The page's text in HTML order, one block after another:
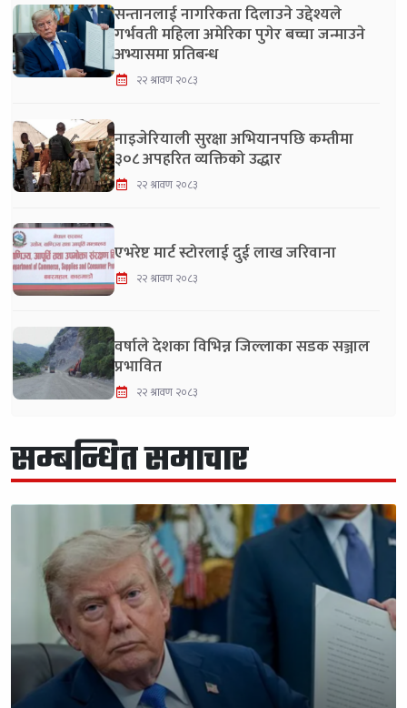
सन्तानलाई नागरिकता दिलाउने उद्देश्यले
गर्भवती महिला अमेरिका पुगेर बच्चा जन्माउने
अभ्यासमा प्रतिबन्ध
२२ श्रावण २०८३
नाइजेरियाली सुरक्षा अभियानपछि कम्तीमा
३०८ अपहरित व्यक्तिको उद्धार
२२ श्रावण २०८३
एभरेष्ट मार्ट स्टोरलाई दुई लाख जरिवाना
२२ श्रावण २०८३
वर्षाले देशका विभिन्न जिल्लाका सडक सञ्जाल
प्रभावित
२२ श्रावण २०८३
सम्बन्धित समाचार